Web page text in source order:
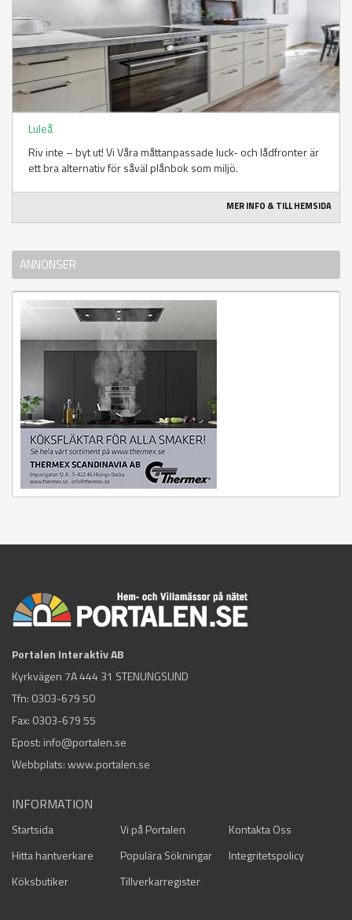
Luleå
Riv inte – byt ut! Vi Våra måttanpassade luck- och lådfronter är
ett bra alternativ för såväl plånbok som miljö.
MER INFO & TILL HEMSIDA
ANNONSER
Portalen Interaktiv AB
Kyrkvägen 7A 444 31 STENUNGSUND
Tfn: 0303-679 50
Fax: 0303-679 55
Epost: info@portalen.se
Webbplats: www.portalen.se
INFORMATION
Startsida Vi på Portalen
Kontakta Oss
Hitta hantverkare
Populära Sökningar
Integritetspolicy
Köksbutiker
Tillverkarregister